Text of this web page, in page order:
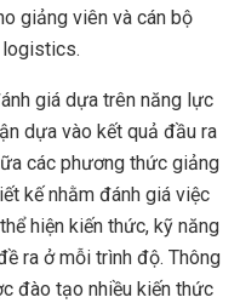
giảng viên và cán bộ
logistics.
giá dựa trên năng lực
dựa vào kết quả đầu ra
các phương thức giảng
kế nhằm đánh giá việc
hiện kiến thức, kỹ năng
ra ở mỗi trình độ. Thông
đào tạo nhiều kiến thức